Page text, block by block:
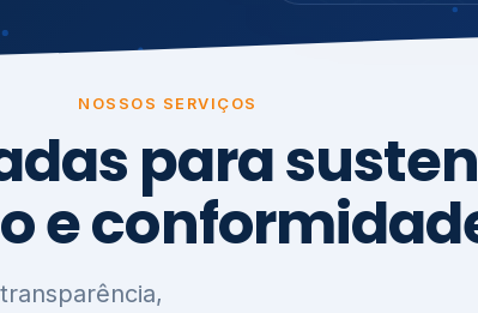
NOSSOS SERVIÇOS
para
e